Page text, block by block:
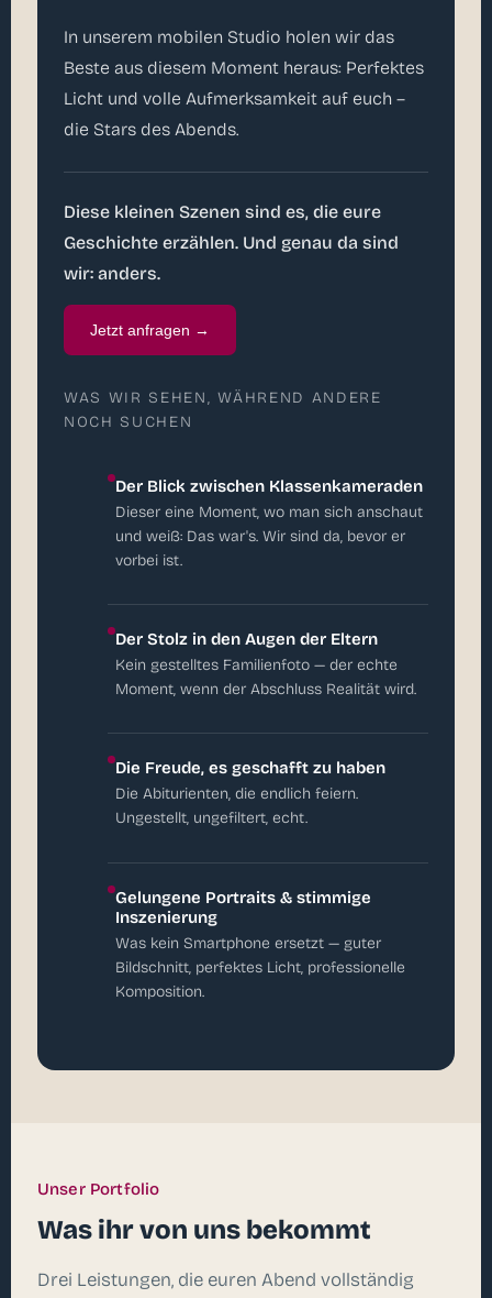
In unserem mobilen Studio holen wir das
Beste aus diesem Moment heraus: Perfektes
Licht und volle Aufmerksamkeit auf euch –
die Stars des Abends.
Diese kleinen Szenen sind es, die eure
Geschichte erzählen. Und genau da sind
wir: anders.
Jetzt anfragen →
WAS WIR SEHEN, WÄHREND ANDERE
NOCH SUCHEN
Der Blick zwischen Klassenkameraden
Dieser eine Moment, wo man sich anschaut
und weiß: Das war's. Wir sind da, bevor er
vorbei ist.
Der Stolz in den Augen der Eltern
Kein gestelltes Familienfoto — der echte
Moment, wenn der Abschluss Realität wird.
Die Freude, es geschafft zu haben
Die Abiturienten, die endlich feiern.
Ungestellt, ungefiltert, echt.
Gelungene Portraits & stimmige
Inszenierung
Was kein Smartphone ersetzt — guter
Bildschnitt, perfektes Licht, professionelle
Komposition.
Unser Portfolio
Was ihr von uns bekommt
Drei Leistungen, die euren Abend vollständig